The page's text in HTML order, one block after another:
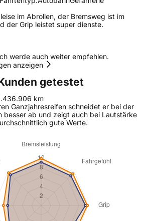
im Abrollen, der Bremsweg ist im
der Grip leistet super dienste.
werde auch weiter empfehlen.
anzeigen
getestet
km
Ganzjahresreifen schneidet er bei der
besser ab und zeigt auch bei Lautstärke
gute Werte.